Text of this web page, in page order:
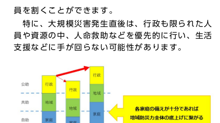
員を割くことができます。
特に、大規模災害発生直後は、行政も限られた人
員や資源の中、人命救助などを優先的に行い、生活
支援などに手が回らない可能性があります。